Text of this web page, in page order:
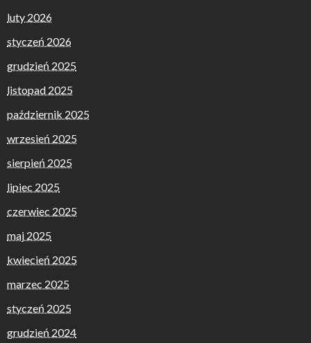
luty 2026
styczeń 2026
grudzień 2025
listopad 2025
październik 2025
wrzesień 2025
sierpień 2025
lipiec 2025
czerwiec 2025
maj 2025
kwiecień 2025
marzec 2025
styczeń 2025
grudzień 2024